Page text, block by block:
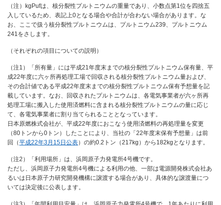
（注）kgPufは、核分裂性プルトニウムの重量であり、小数点第1位を四捨五
入しているため、表記上0となる場合や合計が合わない場合があります。な
お、ここで扱う核分裂性プルトニウムは、プルトニウム239、プルトニウム
241をさします。
（それぞれの項目についての説明）
（注1）「所有量」には平成21年度末までの核分裂性プルトニウム保有量、平
成22年度に六ヶ所再処理工場で回収される核分裂性プルトニウム量および、
その合計値である平成22年度末までの核分裂性プルトニウム保有予想量を記
載しています。なお、回収されたプルトニウムは、各電気事業者が六ヶ所再
処理工場に搬入した使用済燃料に含まれる核分裂性プルトニウムの量に応じ
て、各電気事業者に割り当てられることとなっています。
日本原燃株式会社が、平成22年度におこなう使用済燃料の再処理量を変更
（80トンから0トン）したことにより、当社の「22年度末保有予想量」は前
回（平成22年3月15日公表）の約0.2トン（217kg）から182kgとなります。
（注2）「利用場所」は、浜岡原子力発電所4号機です。
ただし、浜岡原子力発電所4号機による利用の他、一部は電源開発株式会社あ
るいは日本原子力研究開発機構に譲渡する場合があり、具体的な譲渡量につ
いては決定後に公表します。